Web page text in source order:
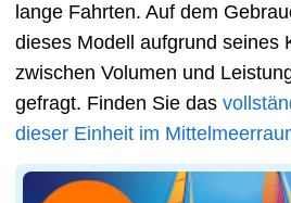
lange Fahrten. Auf dem
dieses Modell aufgrund seines
zwischen Volumen und
gefragt. Finden Sie das
dieser Einheit im